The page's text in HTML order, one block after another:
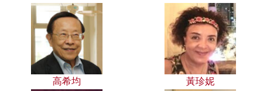
高希均 黃珍妮